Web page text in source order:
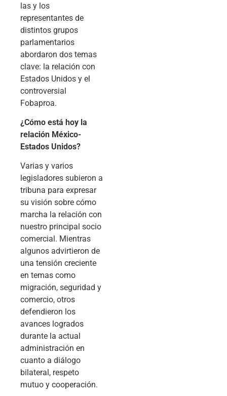
las y los
representantes de
distintos grupos
parlamentarios
abordaron dos temas
clave: la relación con
Estados Unidos y el
controversial
Fobaproa.
¿Cómo está hoy la
relación México-
Estados Unidos?
Varias y varios
legisladores subieron a
tribuna para expresar
su visión sobre cómo
marcha la relación con
nuestro principal socio
comercial. Mientras
algunos advirtieron de
una tensión creciente
en temas como
migración, seguridad y
comercio, otros
defendieron los
avances logrados
durante la actual
administración en
cuanto a diálogo
bilateral, respeto
mutuo y cooperación.